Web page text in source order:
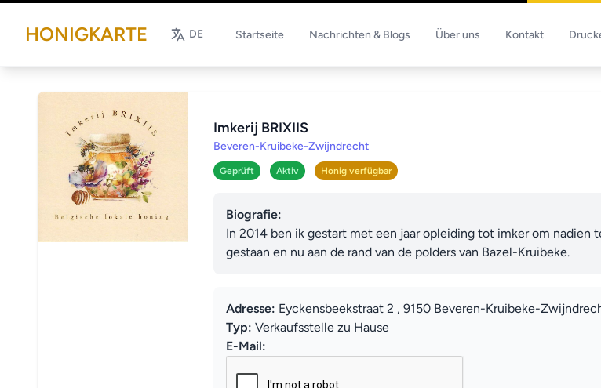
HONIGKARTE DE Startseite Nachrichten & Blogs Über uns Kontakt
Imkerij BRIXIIS
Beveren-Kruibeke-Zwijndrecht
Geprüft Aktiv Honig verfügbar
Biografie:
In 2014 ben ik gestart met een jaar opleiding tot imker om nadien
gestaan en nu aan de rand van de polders van Bazel-Kruibeke.
Adresse: Eyckensbeekstraat 2 , 9150 Beveren-Kruibeke-
Typ: Verkaufsstelle zu Hause
E-Mail: